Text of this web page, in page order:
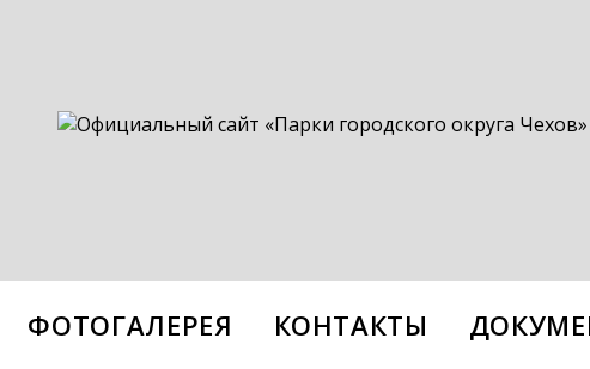
ФОТОГАЛЕРЕЯ КОНТАКТЫ